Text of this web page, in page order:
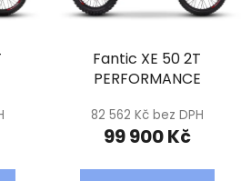
Fantic XE 50 2T
PERFORMANCE
82 562 Kč bez DPH
99 900 Kč